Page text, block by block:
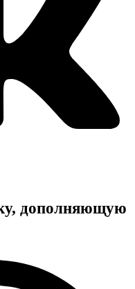
дополняющую